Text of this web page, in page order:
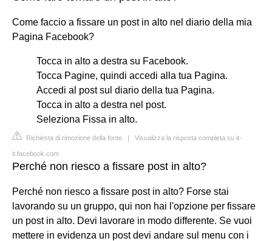
Come faccio a fissare un post in alto nel diario della mia
Pagina Facebook?
Tocca in alto a destra su Facebook.
Tocca Pagine, quindi accedi alla tua Pagina.
Accedi al post sul diario della tua Pagina.
Tocca in alto a destra nel post.
Seleziona Fissa in alto.
Richiesta di rimozione della fonte | Visualizza la risposta completa su it-
it.facebook.com
Perché non riesco a fissare post in alto?
Perché non riesco a fissare post in alto? Forse stai
lavorando su un gruppo, qui non hai l'opzione per fissare
un post in alto. Devi lavorare in modo differente. Se vuoi
mettere in evidenza un post devi andare sul menu con i